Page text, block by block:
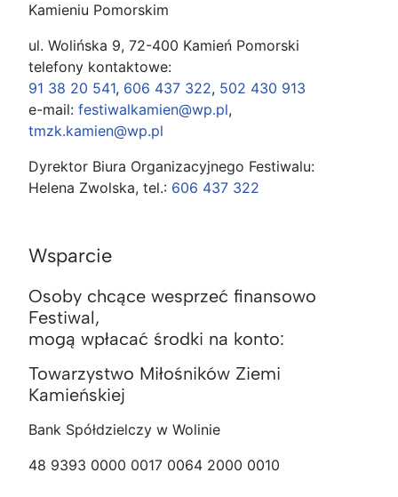
Kamieniu Pomorskim
ul. Wolińska 9, 72-400 Kamień Pomorski
telefony kontaktowe:
91 38 20 541, 606 437 322, 502 430 913
e-mail: festiwalkamien@wp.pl,
tmzk.kamien@wp.pl
Dyrektor Biura Organizacyjnego Festiwalu:
Helena Zwolska, tel.: 606 437 322
Wsparcie
Osoby chcące wesprzeć finansowo
Festiwal,
mogą wpłacać środki na konto:
Towarzystwo Miłośników Ziemi
Kamieńskiej
Bank Spółdzielczy w Wolinie
48 9393 0000 0017 0064 2000 0010